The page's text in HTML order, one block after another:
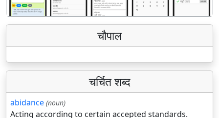
चौपाल
चर्चित शब्द
abidance (noun)
Acting according to certain accepted standards.